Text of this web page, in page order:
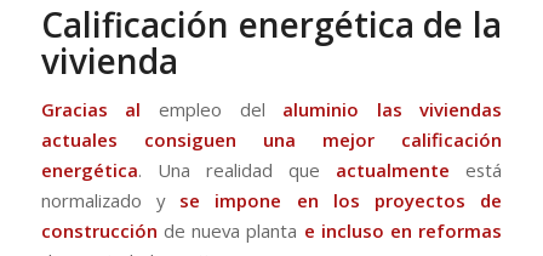
Calificación energética de la
vivienda
Gracias al empleo del aluminio
las viviendas
actuales consiguen una mejor calificación
energética. Una realidad que actualmente está
normalizado y se impone en los proyectos de
construcción de nueva planta e incluso en reformas